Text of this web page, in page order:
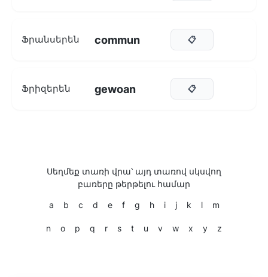
Ֆրանսերեն commun 📋
Ֆրիզերեն gewoan 📋
Սեղմեք տառի վրա՝ այդ տառով սկսվող
բառերը թերթելու համար
a b c d e f g h i j k l m
n o p q r s t u v w x y z